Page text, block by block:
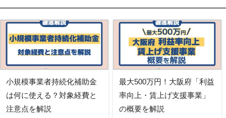
小規模事業者持続化補助金
は何に使える？対象経費と
注意点を解説
最大500万円！大阪府「利益
率向上・賃上げ支援事業」
の概要を解説